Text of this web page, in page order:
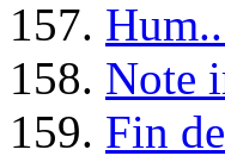
157.
158. Note
159. Fin